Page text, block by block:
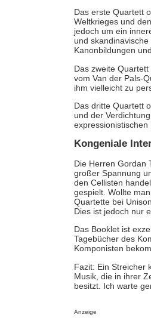
Das erste Quartett
Weltkrieges und
jedoch um ein
und
Kanonbildungen
Das zweite
vom Van der Pals-
ihm vielleicht zu
Das dritte Quartett
und der
expressionistischen
Kongeniale
Die Herren Gordan
großer Spannung
den Cellisten
gespielt. Wollte
Quartette bei
Dies ist jedoch nur
Das Booklet ist
Tagebücher des
Komponisten
Fazit: Ein Streicher
Musik, die in ihrer
besitzt. Ich warte
Anzeige